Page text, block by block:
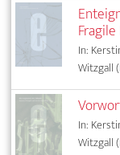
In:
Witzgall
In:
Witzgall